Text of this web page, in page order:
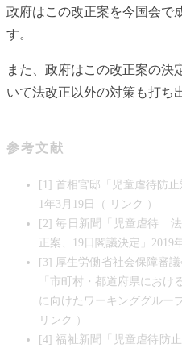
政府はこの改正案を今国会で
す。
また、政府はこの改正案の決
いて法改正以外の対策も打ち
参考文献
[1] 首相官邸「児童虐待防
1年3月19日（
リンク
）
[2] 毎日新聞「児童虐待
正案、19日閣議決定」2019
[3] 厚生労働省社会保障審
「市町村・都道府県におけ
に向けたワーキンググルー
リンク
）
[4] 福祉新聞「児童虐待防